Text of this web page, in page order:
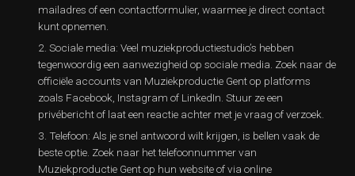
mailadres of een contactformulier, waarmee je direct contact
kunt opnemen.
Sociale media: Veel muziekproductiestudio’s hebben
tegenwoordig een aanwezigheid op sociale media. Zoek naar de
officiële accounts van Muziekproductie Gent op platforms
zoals Facebook, Instagram of LinkedIn. Stuur ze een
privébericht of laat een reactie achter met je vraag of verzoek.
Telefoon: Als je snel antwoord wilt krijgen, is bellen vaak de
beste optie. Zoek naar het telefoonnummer van
Muziekproductie Gent op hun website of via online